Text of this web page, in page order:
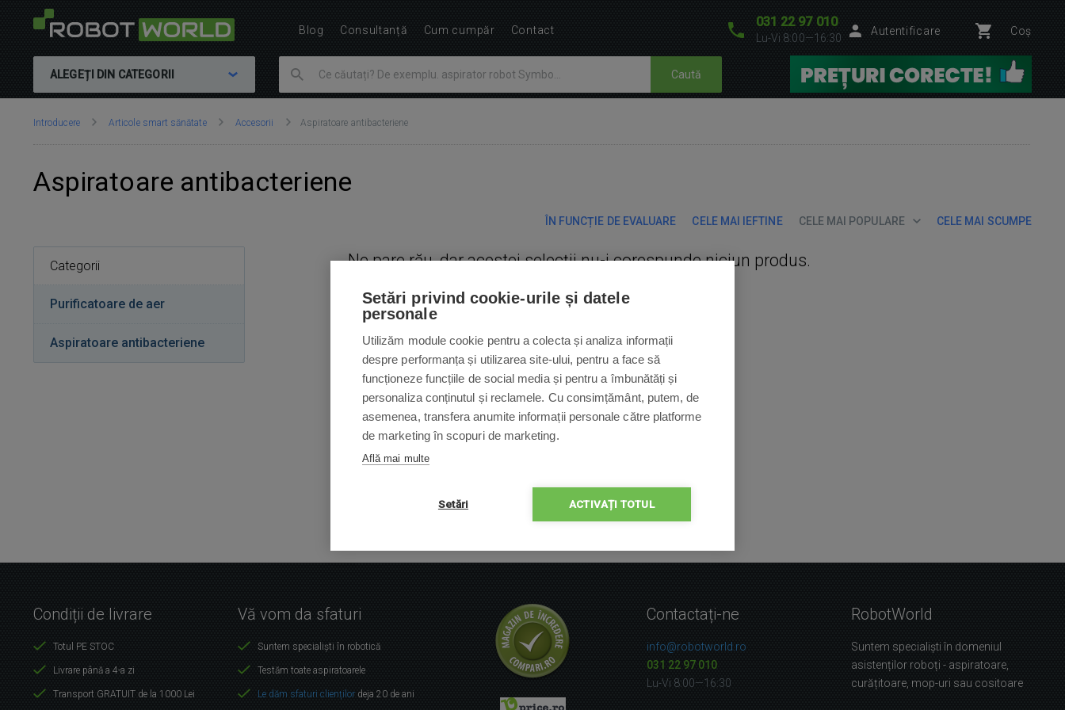
031 22 97 010
Lu-Vi 8:00—16:30
Autentificare Coș
ALEGEȚI DIN CATEGORII Caută
Vă
Introducere Articole smart sănătate Accesorii Aspiratoare antibacteriene
Aspiratoare antibacteriene
ÎN FUNCȚIE DE EVALUARE CELE MAI IEFTINE CELE MAI POPULARE CELE MAI SCUMPE
Ne pare rău, dar acestei selecții nu-i corespunde niciun produs.
Categorii
Purificatoare de aer
Aspiratoare antibacteriene
Blog Consultanță Cum cumpăr Contact
Condiții de livrare
Totul PE STOC
Livrare până a 4-a zi
Transport GRATUIT de la 1000 Lei
Vă vom da sfaturi
Suntem specialiști în robotică
Testăm toate aspiratoarele
Le dăm sfaturi clienților deja 20 de ani
Contactați-ne
info@robotworld.ro
031 22 97 010
Lu-Vi 8:00—16:30
RobotWorld
Suntem specialiști în domeniul
asistenților roboți - aspiratoare,
curățitoare, mop-uri sau cositoare
Setări privind cookie-urile și datele
personale
Utilizăm module cookie pentru a colecta și analiza informații
despre performanța și utilizarea site-ului, pentru a face să
funcționeze funcțiile de social media și pentru a îmbunătăți și
personaliza conținutul și reclamele. Cu consimțământ, putem, de
asemenea, transfera anumite informații personale către platforme
de marketing în scopuri de marketing.
Află mai multe
Setări ACTIVAȚI TOTUL